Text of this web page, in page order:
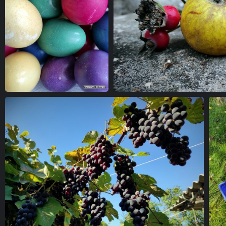
Bunte Ostereier Apfel mit